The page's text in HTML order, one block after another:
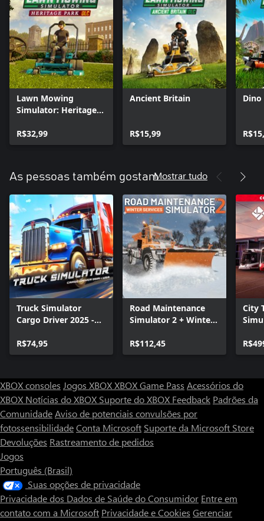
Lawn Mowing
Simulator: Heritage
R$32,99
Ancient Britain
R$15,99
Dino
As pessoas também gostamMostrar tudo
Truck Simulator
Cargo Driver 2025 -
R$74,95
Road Maintenance
Simulator 2 + Winter
R$112,45
City
XBOX consoles Jogos XBOXXBOX Game Pass Acessórios do
XBOX Notícias do XBOX Suporte do XBOX Feedback Padrões da
ComunidadeAviso de potenciais convulsões por
fotossensibilidadeConta Microsoft Suporte da Microsoft Store
Devoluções Rastreamento de pedidos
Jogos
Português (Brasil)
Suas opções de privacidade
Privacidade dos Dados de Saúde do Consumidor Entre em
contato com a Microsoft Privacidade e Cookies Gerenciar